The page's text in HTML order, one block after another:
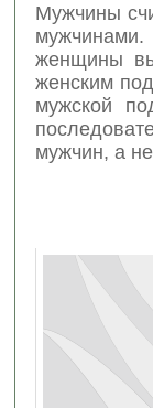
Мужчины
женщины
женским
мужской
мужчин, а